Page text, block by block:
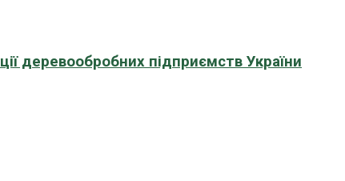
деревообробних підприємств України